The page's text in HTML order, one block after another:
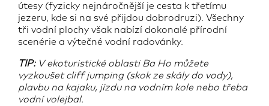
útesy (fyzicky nejnáročnější je cesta k třetímu
jezeru, kde si na své přijdou dobrodruzi). Všechny
tři vodní plochy však nabízí dokonalé přírodní
scenérie a výtečné vodní radovánky.
TIP:V ekoturistické oblasti Ba Ho můžete
vyzkoušet cliff jumping (skok ze skály do vody),
plavbu na kajaku, jízdu na vodním kole nebo třeba
vodní volejbal.